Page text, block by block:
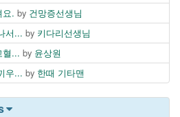
요. by 건망증선생님
서... by 키다리선생님
혈... by 윤상원
우... by 한때 기타맨